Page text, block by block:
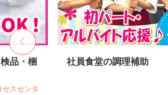
品・梱
スセンタ
社員食堂の調理補助